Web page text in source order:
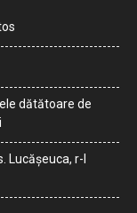
dătătoare de
Lucășeuca, r-l